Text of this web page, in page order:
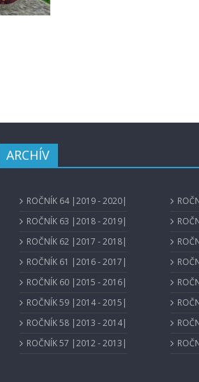
ARCHÍV
ROČNÍK 64 |2019 - 2020|
ROČNÍK 63 |2018 - 2019|
ROČNÍK 62 |2017 - 2018|
ROČNÍK 61 |2016 - 2017|
ROČNÍK 60 |2015 - 2016|
ROČNÍK 59 |2014 - 2015|
ROČNÍK 58 |2013 - 2014|
ROČNÍK 57 |2012 - 2013|